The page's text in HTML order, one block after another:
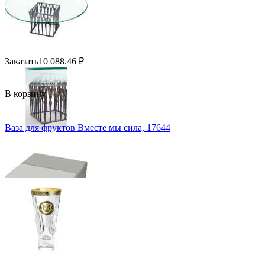
Заказать10 088.46 ₽
В корзину
Ваза для фруктов Вместе мы сила, 17644